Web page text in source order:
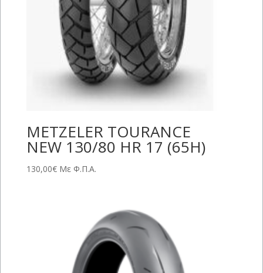
METZELER TOURANCE
NEW 130/80 HR 17 (65H)
130,00€ Με Φ.Π.Α.